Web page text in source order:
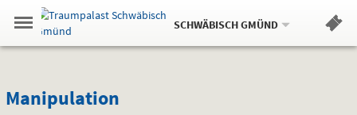
Springe
zum
,zum
.
Navigation
Menü
Gehe
zur
Standortauswahl
Standort:
SCHWÄBISCH GMÜND.
Weitere
Hinweis
Manipulation
Manipulation